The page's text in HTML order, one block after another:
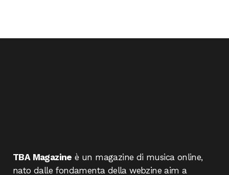
TBA Magazine è un magazine di musica online,
nato dalle fondamenta della webzine aim a